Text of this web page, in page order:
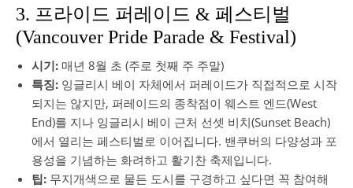
3. 프라이드 퍼레이드 & 페스티벌
(Vancouver Pride Parade & Festival)
시기: 매년 8월 초 (주로 첫째 주 주말)
특징: 잉글리시 베이 자체에서 퍼레이드가 직접적으로 시작
되지는 않지만, 퍼레이드의 종착점이 웨스트 엔드(West
End)를 지나 잉글리시 베이 근처 선셋 비치(Sunset Beach)
에서 열리는 페스티벌로 이어집니다. 밴쿠버의 다양성과 포
용성을 기념하는 화려하고 활기찬 축제입니다.
팁: 무지개색으로 물든 도시를 구경하고 싶다면 꼭 참여해